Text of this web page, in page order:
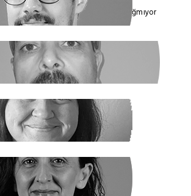
Toplumun Enerjisi Rejimin Çuvalına Sığmıyor
GHADER ANARİ
Ne Şeyh, Ne Şah
SANEM DENİZ KURAL
Yaz Yaz Listeye Bizi De Yaz
SİBEL UZUN
Yasak Tanımadılar